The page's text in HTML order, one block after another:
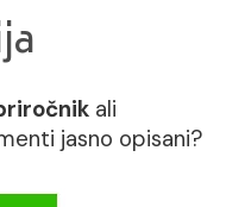
ali
jasno opisani?